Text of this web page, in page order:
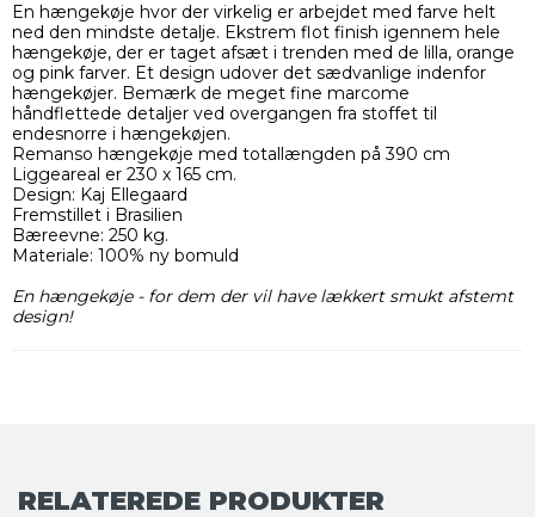
En hængekøje hvor der virkelig er arbejdet med farve helt
ned den mindste detalje. Ekstrem flot finish igennem hele
hængekøje, der er taget afsæt i trenden med de lilla, orange
og pink farver. Et design udover det sædvanlige indenfor
hængekøjer. Bemærk de meget fine marcome
håndflettede detaljer ved overgangen fra stoffet til
endesnorre i hængekøjen.
Remanso hængekøje med totallængden på 390 cm
Liggeareal er 230 x 165 cm.
Design: Kaj Ellegaard
Fremstillet i Brasilien
Bæreevne: 250 kg.
Materiale: 100% ny bomuld
En hængekøje - for dem der vil have lækkert smukt afstemt
design!
RELATEREDE PRODUKTER